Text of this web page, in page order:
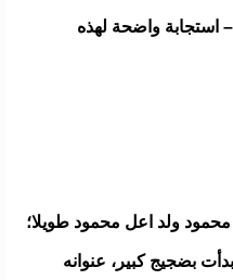
استجابة واضحة لهذه
ولد اعل محمود طويلا؛
بضجيج كبير، عنوانه